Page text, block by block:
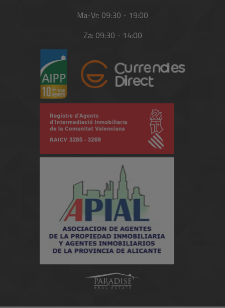
Ma-Vr: 09:30 - 19:00
Za: 09:30 - 14:00